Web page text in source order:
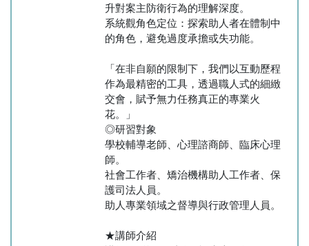
升對案主防衛行為的理解深度。
系統觀角色定位：探索助人者在體制中
的角色，避免過度承擔或失功能。
「在非自願的限制下，我們以互動歷程
作為最精密的工具，透過職人式的細緻
交會，賦予無力任務真正的專業火
花。」
◎研習對象
學校輔導老師、心理諮商師、臨床心理
師。
社會工作者、矯治機構助人工作者、保
護司法人員。
助人專業領域之督導與行政管理人員。
★講師介紹